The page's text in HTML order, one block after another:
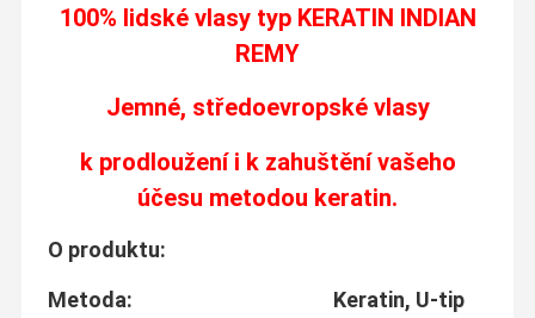
100% lidské vlasy typ KERATIN INDIAN
REMY
Jemné, středoevropské vlasy
k prodloužení i k zahuštění vašeho
účesu metodou keratin.
O produktu:
Metoda: Keratin, U-tip